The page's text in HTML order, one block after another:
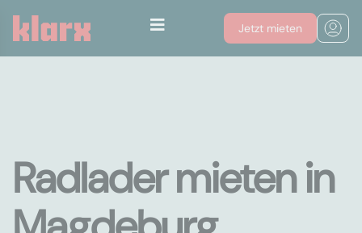
Jetzt mieten
Radlader mieten in